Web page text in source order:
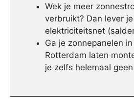
Wek je meer
verbruikt? Dan lever
elektriciteitsnet
Ga je zonnepanelen
Rotterdam laten
je zelfs helemaal geen